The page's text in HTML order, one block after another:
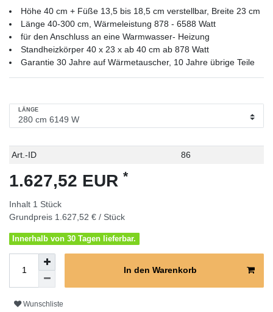
Höhe 40 cm + Füße 13,5 bis 18,5 cm verstellbar, Breite 23 cm
Länge 40-300 cm, Wärmeleistung 878 - 6588 Watt
für den Anschluss an eine Warmwasser- Heizung
Standheizkörper 40 x 23 x ab 40 cm ab 878 Watt
Garantie 30 Jahre auf Wärmetauscher, 10 Jahre übrige Teile
LÄNGE
Technisches
Wert
Art.-ID 86
1.627,52 EUR *
Inhalt 1 Stück
Grundpreis 1.627,52 € / Stück
Innerhalb von 30 Tagen lieferbar.
In den Warenkorb
Wunschliste